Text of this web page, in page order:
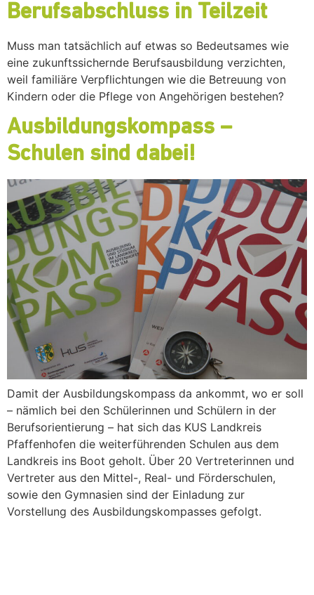
Berufsabschluss in Teilzeit
Muss man tatsächlich auf etwas so Bedeutsames wie
eine zukunftssichernde Berufsausbildung verzichten,
weil familiäre Verpflichtungen wie die Betreuung von
Kindern oder die Pflege von Angehörigen bestehen?
Ausbildungskompass –
Schulen sind dabei!
Damit der Ausbildungskompass da ankommt, wo er soll
– nämlich bei den Schülerinnen und Schülern in der
Berufsorientierung – hat sich das KUS Landkreis
Pfaffenhofen die weiterführenden Schulen aus dem
Landkreis ins Boot geholt. Über 20 Vertreterinnen und
Vertreter aus den Mittel-, Real- und Förderschulen,
sowie den Gymnasien sind der Einladung zur
Vorstellung des Ausbildungskompasses gefolgt.